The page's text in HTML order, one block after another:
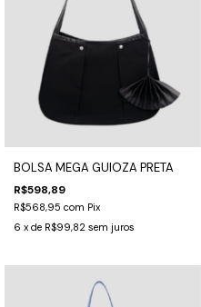
BOLSA MEGA GUIOZA PRETA
R$598,89
R$568,95 com Pix
6 x de R$99,82 sem juros